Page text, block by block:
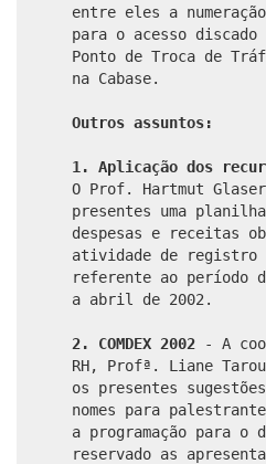
entre eles a
para o acesso
Ponto de Troca de
na Cabase.
Outros assuntos:
1. Aplicação dos
O Prof. Hartmut
presentes uma
despesas e receitas
atividade de registro
referente ao período
a abril de 2002.
2. COMDEX 2002 - A
RH, Profª. Liane
os presentes
nomes para
a programação para o
reservado as